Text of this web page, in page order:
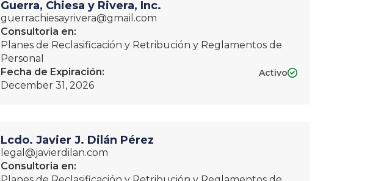
Guerra, Chiesa y Rivera, Inc.
guerrachiesayrivera@gmail.com
Consultoria en:
Planes de Reclasificación y Retribución y Reglamentos de
Personal
Fecha de Expiración:
December 31, 2026
Activo
Lcdo. Javier J. Dilán Pérez
legal@javierdilan.com
Consultoria en: